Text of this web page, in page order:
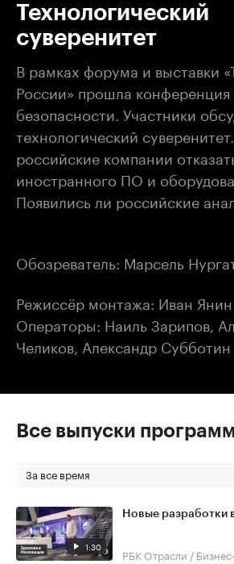
Технологический
суверенитет
В рамках форума и выставки
России» прошла конференция
безопасности. Участники
технологический
российские компании
иностранного ПО и
Появились ли российские
Обозреватель: Марсель
Режиссёр монтажа: Иван Янин
Операторы: Наиль Зарипов,
Челиков, Александр Субботин
Все выпуски
За все время
1:30
Новые разработки
РБК Отрасли /